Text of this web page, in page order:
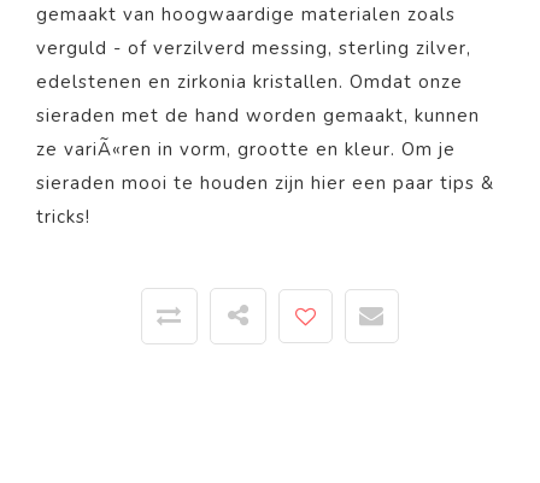
gemaakt van hoogwaardige materialen zoals
verguld - of verzilverd messing, sterling zilver,
edelstenen en zirkonia kristallen. Omdat onze
sieraden met de hand worden gemaakt, kunnen
ze variÃ«ren in vorm, grootte en kleur. Om je
sieraden mooi te houden zijn hier een paar tips &
tricks!